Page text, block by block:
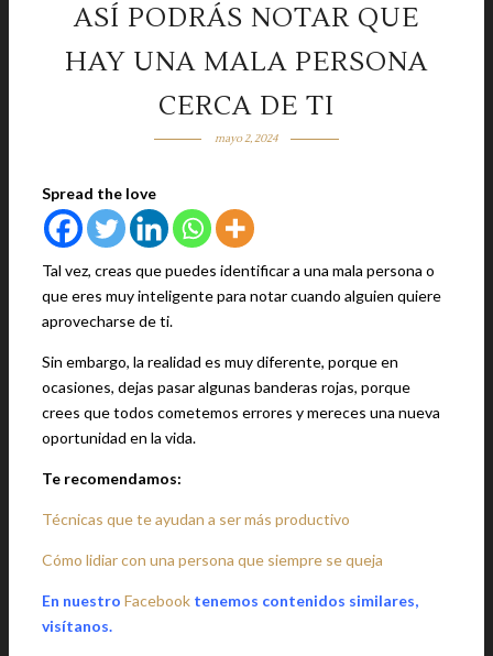
ASÍ PODRÁS NOTAR QUE
HAY UNA MALA PERSONA
CERCA DE TI
mayo 2, 2024
Spread the love
Tal vez, creas que puedes identificar a una mala persona o
que eres muy inteligente para notar cuando alguien quiere
aprovecharse de ti.
Sin embargo, la realidad es muy diferente, porque en
ocasiones, dejas pasar algunas banderas rojas, porque
crees que todos cometemos errores y mereces una nueva
oportunidad en la vida.
Te recomendamos:
Técnicas que te ayudan a ser más productivo
Cómo lidiar con una persona que siempre se queja
En nuestro Facebook tenemos contenidos similares,
visítanos.